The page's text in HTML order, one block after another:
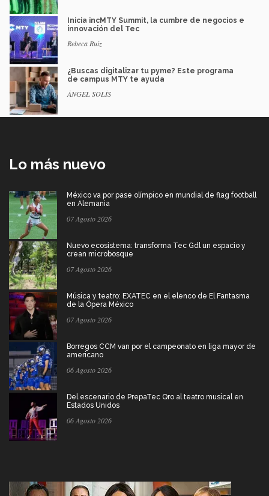
Inicia incMTY Summit, la cumbre de negocios e
innovación del Tec
Rebeca Ruiz
¿Buscas digitalizar tu pyme? Este programa
de campus MTY te ayuda
ÁNGEL SOLÍS
Lo más nuevo
México va por pase olímpico en mundial de flag football
en Alemania
07 Agosto 2026
Nuevo ecosistema: transforma Tec Gdl un espacio y
crean microbosque
07 Agosto 2026
Música y teatro: EXATEC en el elenco de El Fantasma
de la Ópera México
07 Agosto 2026
Borregos CCM van por el campeonato en liga mayor de
americano
06 Agosto 2026
Del escenario de PrepaTec Qro al teatro musical en
Estados Unidos
06 Agosto 2026